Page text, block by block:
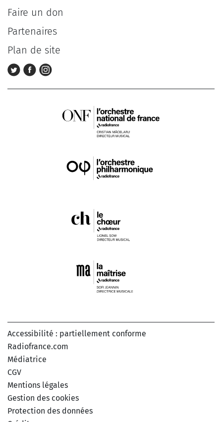
Faire un don
Partenaires
Plan de site
Accessibilité : partiellement conforme
Radiofrance.com
Médiatrice
CGV
Mentions légales
Gestion des cookies
Protection des données